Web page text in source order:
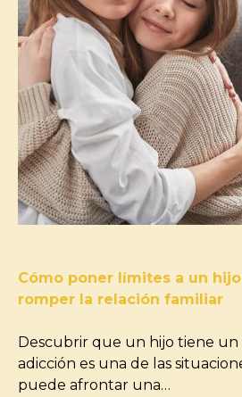
Cómo poner límites a un
romper la relación familiar
Descubrir que un hijo tiene
adicción es una de las
puede afrontar una…